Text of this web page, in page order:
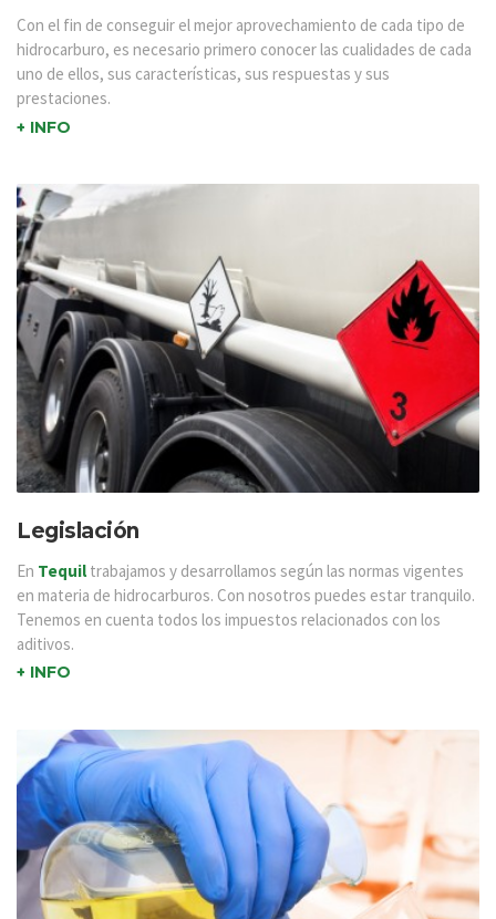
Con el fin de conseguir el mejor aprovechamiento de cada tipo de
hidrocarburo, es necesario primero conocer las cualidades de cada
uno de ellos, sus características, sus respuestas y sus
prestaciones.
+ INFO
Legislación
En Tequil trabajamos y desarrollamos según las normas vigentes
en materia de hidrocarburos. Con nosotros puedes estar tranquilo.
Tenemos en cuenta todos los impuestos relacionados con los
aditivos.
+ INFO